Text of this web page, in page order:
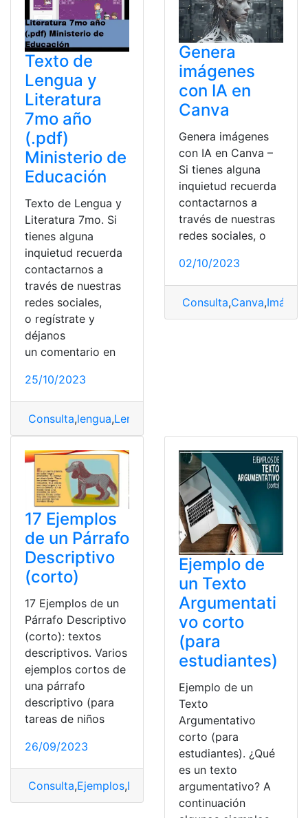
Texto de
Lengua y
Literatura
7mo año
(.pdf)
Ministerio de
Educación
Texto de Lengua y
Literatura 7mo. Si
tienes alguna
inquietud recuerda
contactarnos a
través de nuestras
redes sociales,
o regístrate y
déjanos
un comentario en
25/10/2023
Consulta,lengua,Lengua y Literatura
Genera
imágenes
con IA en
Canva
Genera imágenes
con IA en Canva –
Si tienes alguna
inquietud recuerda
contactarnos a
través de nuestras
redes sociales, o
02/10/2023
Consulta,Canva,
17 Ejemplos
de un Párrafo
Descriptivo
(corto)
17 Ejemplos de un
Párrafo Descriptivo
(corto): textos
descriptivos. Varios
ejemplos cortos de
una párrafo
descriptivo (para
tareas de niños
26/09/2023
Consulta,Ejemplos,Ejemplos cortos,Párrafo,Párrafo
Ejemplo de
un Texto
Argumentati
vo corto
(para
estudiantes)
Ejemplo de un
Texto
Argumentativo
corto (para
estudiantes). ¿Qué
es un texto
argumentativo? A
continuación